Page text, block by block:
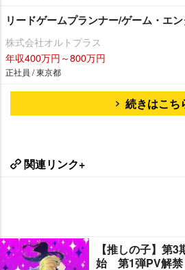
リードゲームプランナー/ゲーム・エン
株式会社オルトプラス
年収400万円～800万円
正社員 / 東京都
続きはこち
関連リンク+
【推しの子】第
始 第1弾PV解禁